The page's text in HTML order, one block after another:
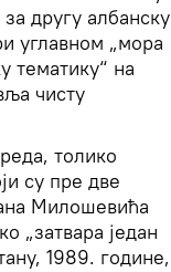
другу албанску
углавном „мора
тематику“ на
чисту
толико
су пре две
Милошевића
„затвара један
1989. године,